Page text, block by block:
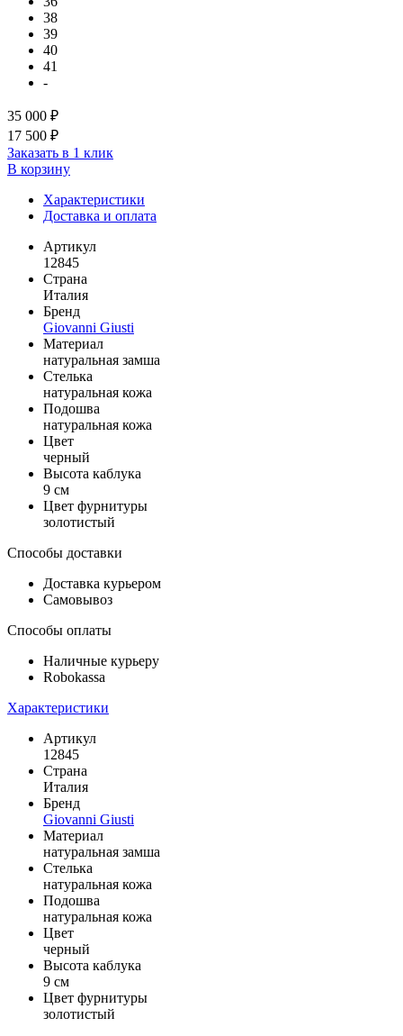
38
39
40
41
-
35 000 ₽
17 500 ₽
Заказать в 1 клик
В корзину
Характеристики
Доставка и оплата
Артикул
12845
Страна
Италия
Бренд
Giovanni Giusti
Материал
натуральная замша
Стелька
натуральная кожа
Подошва
натуральная кожа
Цвет
черный
Высота каблука
9 см
Цвет фурнитуры
золотистый
Способы доставки
Доставка курьером
Самовывоз
Способы оплаты
Наличные курьеру
Robokassa
Характеристики
Артикул
12845
Страна
Италия
Бренд
Giovanni Giusti
Материал
натуральная замша
Стелька
натуральная кожа
Подошва
натуральная кожа
Цвет
черный
Высота каблука
9 см
Цвет фурнитуры
золотистый